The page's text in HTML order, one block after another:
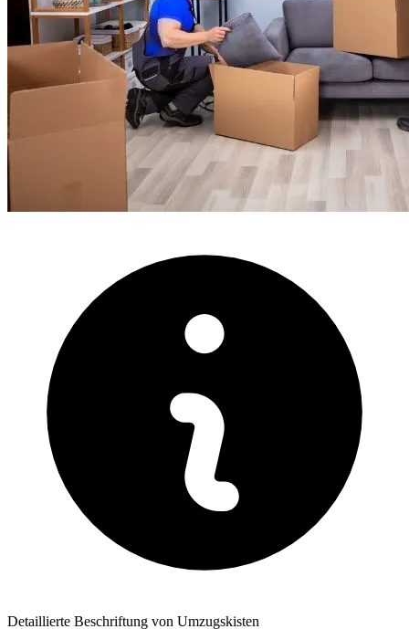
Detaillierte Beschriftung von Umzugskisten